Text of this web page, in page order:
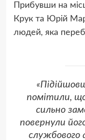
Прибувши на
Крук та Юрій
людей, яка
помітили,
сильно
повернули
службового